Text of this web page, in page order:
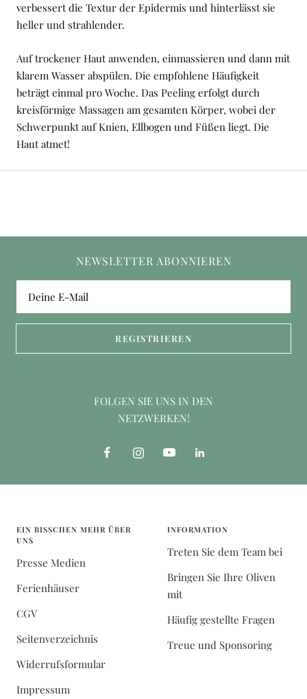
verbessert die Textur der Epidermis und hinterlässt sie
heller und strahlender.
Auf trockener Haut anwenden, einmassieren und dann mit
klarem Wasser abspülen. Die empfohlene Häufigkeit
beträgt einmal pro Woche. Das Peeling erfolgt durch
kreisförmige Massagen am gesamten Körper, wobei der
Schwerpunkt auf Knien, Ellbogen und Füßen liegt. Die
Haut atmet!
NEWSLETTER ABONNIEREN
Deine E-Mail
REGISTRIEREN
FOLGEN SIE UNS IN DEN
NETZWERKEN!
EIN BISSCHEN MEHR ÜBER
UNS
Presse Medien
Ferienhäuser
CGV
Seitenverzeichnis
Widerrufsformular
Impressum
INFORMATION
Treten Sie dem Team bei
Bringen Sie Ihre Oliven
mit
Häufig gestellte Fragen
Treue und Sponsoring